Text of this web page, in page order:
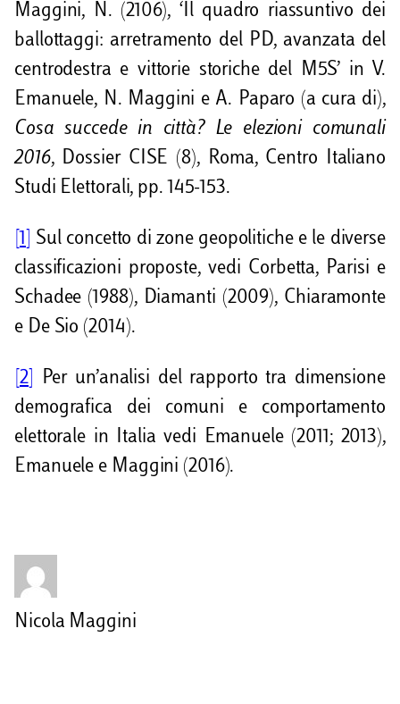
Maggini, N. (2106), ‘Il quadro riassuntivo dei
ballottaggi: arretramento del PD, avanzata del
centrodestra e vittorie storiche del M5S’ in V.
Emanuele, N. Maggini e A. Paparo (a cura di),
Cosa succede in città? Le elezioni comunali
2016, Dossier CISE (8), Roma, Centro Italiano
Studi Elettorali, pp. 145-153.
[1]
Sul concetto di zone geopolitiche e le diverse
classificazioni proposte, vedi Corbetta, Parisi e
Schadee (1988), Diamanti (2009), Chiaramonte
e De Sio (2014).
[2]
Per un’analisi del rapporto tra dimensione
demografica dei comuni e comportamento
elettorale in Italia vedi Emanuele (2011; 2013),
Emanuele e Maggini (2016).
Nicola Maggini